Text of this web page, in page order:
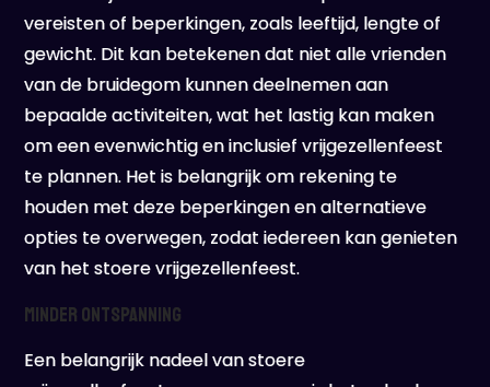
vereisten of beperkingen, zoals leeftijd, lengte of
gewicht. Dit kan betekenen dat niet alle vrienden
van de bruidegom kunnen deelnemen aan
bepaalde activiteiten, wat het lastig kan maken
om een evenwichtig en inclusief vrijgezellenfeest
te plannen. Het is belangrijk om rekening te
houden met deze beperkingen en alternatieve
opties te overwegen, zodat iedereen kan genieten
van het stoere vrijgezellenfeest.
Minder ontspanning
Een belangrijk nadeel van stoere